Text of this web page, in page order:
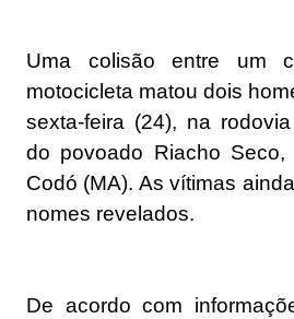
Uma colisão entre um
motocicleta matou dois
sexta-feira (24), na
do povoado Riacho
Codó (MA). As vítimas
nomes revelados.
De acordo com